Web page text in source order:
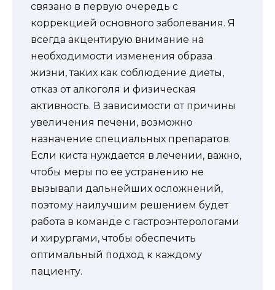
связано в первую очередь с
коррекцией основного заболевания. Я
всегда акцентирую внимание на
необходимости изменения образа
жизни, таких как соблюдение диеты,
отказ от алкоголя и физическая
активность. В зависимости от причины
увеличения печени, возможно
назначение специальных препаратов.
Если киста нуждается в лечении, важно,
чтобы меры по ее устранению не
вызывали дальнейших осложнений,
поэтому наилучшим решением будет
работа в команде с гастроэнтерологами
и хирургами, чтобы обеспечить
оптимальный подход к каждому
пациенту.